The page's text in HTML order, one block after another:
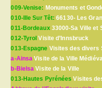
009-Venise: Monuments et
010-Ille Sur Têt:66130- Les
011-Bordeaux33000-Sa Ville et
012-Tyrol Visite d’Innsbruck
013-Espagne Visites des divers
a-Ainsa Visite de la Ville
b-Bielsa Visite de la Ville
013-Hautes Pyrénées Visites